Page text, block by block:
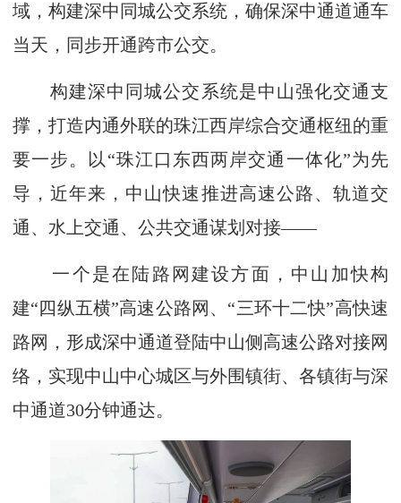
域，构建深中同城公交系统，确保深中通道通车
当天，同步开通跨市公交。
构建深中同城公交系统是中山强化交通支
撑，打造内通外联的珠江西岸综合交通枢纽的重
要一步。以“珠江口东西两岸交通一体化”为先
导，近年来，中山快速推进高速公路、轨道交
通、水上交通、公共交通谋划对接——
一个是在陆路网建设方面，中山加快构
建“四纵五横”高速公路网、“三环十二快”高快速
路网，形成深中通道登陆中山侧高速公路对接网
络，实现中山中心城区与外围镇街、各镇街与深
中通道30分钟通达。